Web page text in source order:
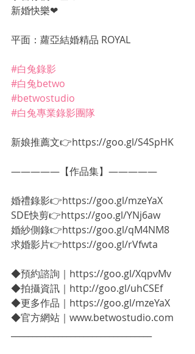
新婚快樂❤
平面：蘿亞結婚精品 ROYAL
#白兔錄影
#白兔betwo
#betwostudio
#白兔專業錄影團隊
新娘推薦文👉https://goo.gl/S4SpHK
—————【作品集】—————
婚禮錄影👉https://goo.gl/mzeYaX
SDE快剪👉https://goo.gl/YNj6aw
婚紗側錄👉https://goo.gl/qM4NM8
求婚影片👉https://goo.gl/rVfwta
◆預約諮詢｜https://goo.gl/XqpvMv
◆拍攝資訊｜http://goo.gl/uhCSEf
◆更多作品｜https://goo.gl/mzeYaX
◆官方網站｜www.betwostudio.com